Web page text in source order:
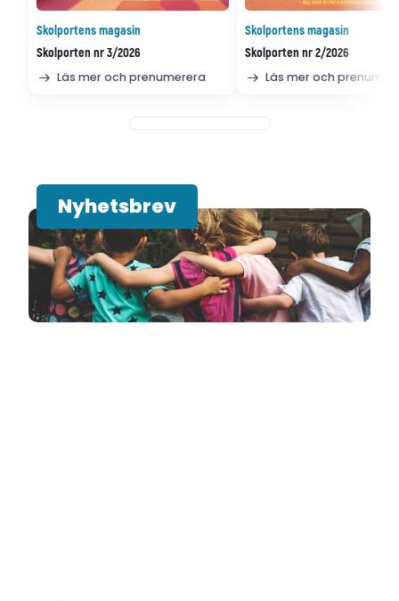
Skolportens magasin
Skolporten nr 3/2026
Läs mer och prenumerera
Skolportens magasin
Skolporten nr 2/2026
Läs mer och
Nyhetsbrev